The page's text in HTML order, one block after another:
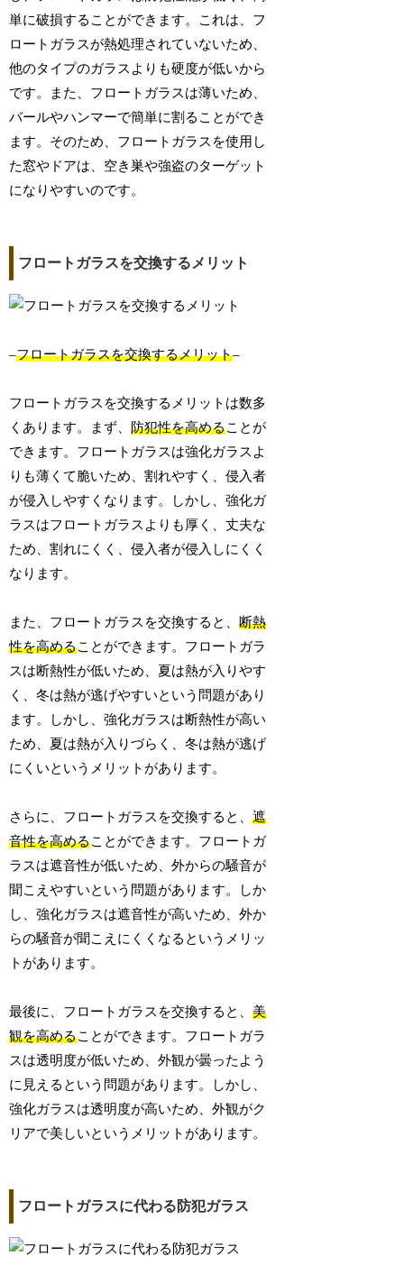
単に破損することができます。これは、フ
ロートガラスが熱処理されていないため、
他のタイプのガラスよりも硬度が低いから
です。また、フロートガラスは薄いため、
バールやハンマーで簡単に割ることができ
ます。そのため、フロートガラスを使用し
た窓やドアは、空き巣や強盗のターゲット
になりやすいのです。
フロートガラスを交換するメリット
–フロートガラスを交換するメリット–
フロートガラスを交換するメリットは数多
くあります。まず、防犯性を高めることが
できます。フロートガラスは強化ガラスよ
りも薄くて脆いため、割れやすく、侵入者
が侵入しやすくなります。しかし、強化ガ
ラスはフロートガラスよりも厚く、丈夫な
ため、割れにくく、侵入者が侵入しにくく
なります。
また、フロートガラスを交換すると、断熱
性を高めることができます。フロートガラ
スは断熱性が低いため、夏は熱が入りやす
く、冬は熱が逃げやすいという問題があり
ます。しかし、強化ガラスは断熱性が高い
ため、夏は熱が入りづらく、冬は熱が逃げ
にくいというメリットがあります。
さらに、フロートガラスを交換すると、遮
音性を高めることができます。フロートガ
ラスは遮音性が低いため、外からの騒音が
聞こえやすいという問題があります。しか
し、強化ガラスは遮音性が高いため、外か
らの騒音が聞こえにくくなるというメリッ
トがあります。
最後に、フロートガラスを交換すると、美
観を高めることができます。フロートガラ
スは透明度が低いため、外観が曇ったよう
に見えるという問題があります。しかし、
強化ガラスは透明度が高いため、外観がク
リアで美しいというメリットがあります。
フロートガラスに代わる防犯ガラス